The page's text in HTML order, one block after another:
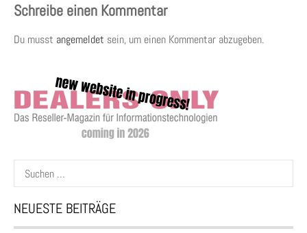
Schreibe einen Kommentar
Du musst angemeldet sein, um einen Kommentar abzugeben.
Suchen
nach:
NEUESTE BEITRÄGE